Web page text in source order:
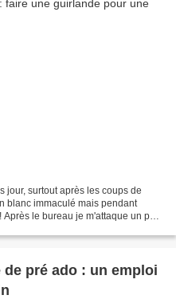
jour, surtout après les coups de
blanc immaculé mais pendant
le bureau je m'attaque un peu
de pré ado : un emploi